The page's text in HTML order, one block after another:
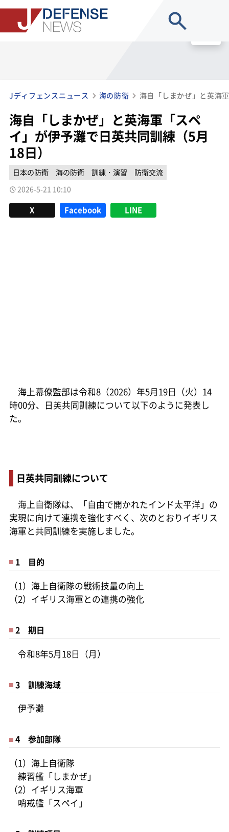
Jディフェンスニュース 海の防衛
海自「しまかぜ」と英海軍「スペ
イ」が伊予灘で日英共同訓練（5月
18日）
日本の防衛 海の防衛 訓練・演習
防衛交流
2026-5-21 10:10
X Facebook LINE
海上幕僚監部は令和8（2026）年5月19日（火）14
時00分、日英共同訓練について以下のように発表し
た。
日英共同訓練について
海上自衛隊は、「自由で開かれたインド太平洋」の
実現に向けて連携を強化すべく、次のとおりイギリス
海軍と共同訓練を実施しました。
1 目的
（1）海上自衛隊の戦術技量の向上
（2）イギリス海軍との連携の強化
2 期日
令和8年5月18日（月）
3 訓練海域
伊予灘
4 参加部隊
（1）海上自衛隊
練習艦「しまかぜ」
（2）イギリス海軍
哨戒艦「スペイ」